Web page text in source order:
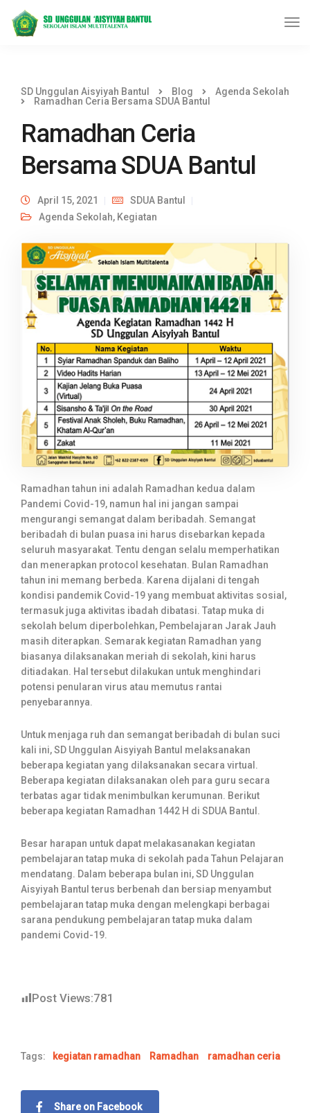
SD Unggulan Aisyiyah Bantul Blog
Agenda Sekolah
Ramadhan Ceria Bersama SDUA Bantul
Ramadhan Ceria
Bersama SDUA Bantul
April 15, 2021
SDUA Bantul
Agenda Sekolah, Kegiatan
Ramadhan tahun ini adalah Ramadhan kedua dalam
Pandemi Covid-19, namun hal ini jangan sampai
mengurangi semangat dalam beribadah. Semangat
beribadah di bulan puasa ini harus disebarkan kepada
seluruh masyarakat. Tentu dengan selalu memperhatikan
dan menerapkan protocol kesehatan. Bulan Ramadhan
tahun ini memang berbeda. Karena dijalani di tengah
kondisi pandemik Covid-19 yang membuat aktivitas sosial,
termasuk juga aktivitas ibadah dibatasi. Tatap muka di
sekolah belum diperbolehkan, Pembelajaran Jarak Jauh
masih diterapkan. Semarak kegiatan Ramadhan yang
biasanya dilaksanakan meriah di sekolah, kini harus
ditiadakan. Hal tersebut dilakukan untuk menghindari
potensi penularan virus atau memutus rantai
penyebarannya.
Untuk menjaga ruh dan semangat beribadah di bulan suci
kali ini, SD Unggulan Aisyiyah Bantul melaksanakan
beberapa kegiatan yang dilaksanakan secara virtual.
Beberapa kegiatan dilaksanakan oleh para guru secara
terbatas agar tidak menimbulkan kerumunan. Berikut
beberapa kegiatan Ramadhan 1442 H di SDUA Bantul.
Besar harapan untuk dapat melakasanakan kegiatan
pembelajaran tatap muka di sekolah pada Tahun Pelajaran
mendatang. Dalam beberapa bulan ini, SD Unggulan
Aisyiyah Bantul terus berbenah dan bersiap menyambut
pembelajaran tatap muka dengan melengkapi berbagai
sarana pendukung pembelajaran tatap muka dalam
pandemi Covid-19.
Post Views:781
Tags: kegiatan ramadhan Ramadhan ramadhan ceria
Share on Facebook